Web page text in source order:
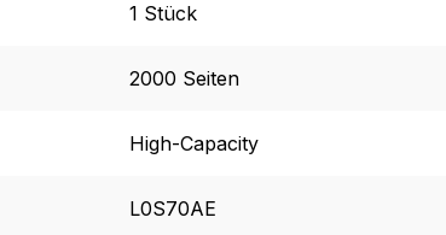
1 Stück
2000 Seiten
High-Capacity
L0S70AE